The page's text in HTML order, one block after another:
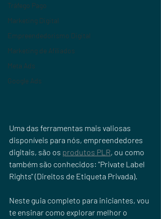
Tráfego Pago
Marketing Digital
Empreendedorismo Digital
Marketing de Afiliados
Meta Ads
Google Ads
Uma das ferramentas mais valiosas
disponíveis para nós, empreendedores
digitais, são os produtos PLR, ou como
também são conhecidos: "Private Label
Rights" (Direitos de Etiqueta Privada).
Neste guia completo para iniciantes, vou
te ensinar como explorar melhor o